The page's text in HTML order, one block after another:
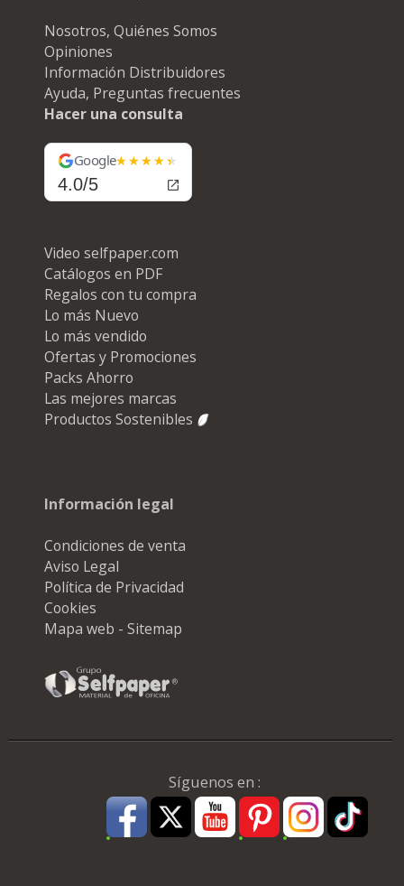
Nosotros, Quiénes Somos
Opiniones
Información Distribuidores
Ayuda, Preguntas frecuentes
Hacer una consulta
Google
4.0/5
Video selfpaper.com
Catálogos en PDF
Regalos con tu compra
Lo más Nuevo
Lo más vendido
Ofertas y Promociones
Packs Ahorro
Las mejores marcas
Productos Sostenibles
Información legal
Condiciones de venta
Aviso Legal
Política de Privacidad
Cookies
Mapa web - Sitemap
Síguenos en :